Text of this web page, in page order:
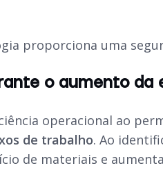
proporciona uma
o aumento da
operacional ao
de trabalho. Ao
de materiais e